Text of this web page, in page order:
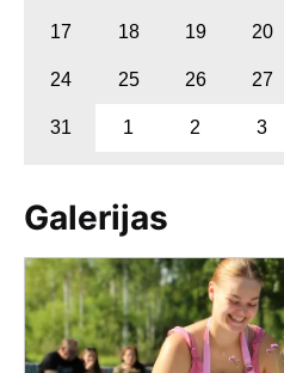
17 18 19 20
24 25 26 27
31 1 2 3
Galerijas